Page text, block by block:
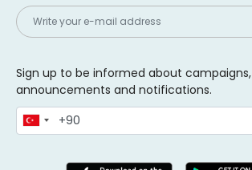
Sign up to be informed about campaigns,
announcements and notifications.